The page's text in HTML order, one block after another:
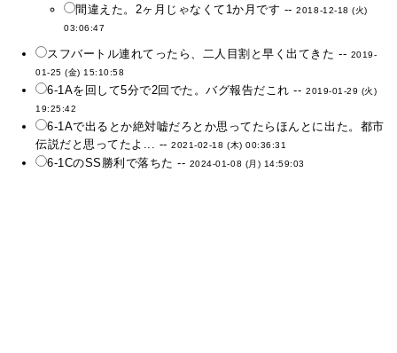
間違えた。2ヶ月じゃなくて1か月です --2018-12-18 (火)
03:06:47
スフバートル連れてったら、二人目割と早く出てきた -- 2019-
01-25 (金) 15:10:58
6-1Aを回して5分で2回でた。バグ報告だこれ --2019-01-29 (火)
19:25:42
6-1Aで出るとか絶対嘘だろとか思ってたらほんとに出た。都市
伝説だと思ってたよ... --2021-02-18 (木) 00:36:31
6-1CのSS勝利で落ちた -- 2024-01-08 (月) 14:59:03